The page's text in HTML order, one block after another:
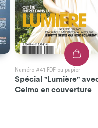
Numéro #41 PDF ou papier
Spécial "Lumière"
Celma en couverture